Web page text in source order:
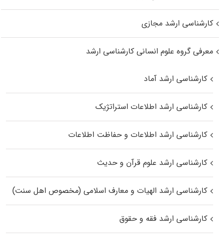
کارشناسی ارشد مجازی
معرفی گروه علوم انسانی کارشناسی ارشد
کارشناسی ارشد آماد
کارشناسی ارشد اطلاعات استراتژیک
کارشناسی ارشد اطلاعات و حفاظت اطلاعات
کارشناسی ارشد علوم قرآن و حدیث
کارشناسی ارشد الهیات و معارف اسلامی (مخصوص اهل سنت)
کارشناسی ارشد فقه و حقوق